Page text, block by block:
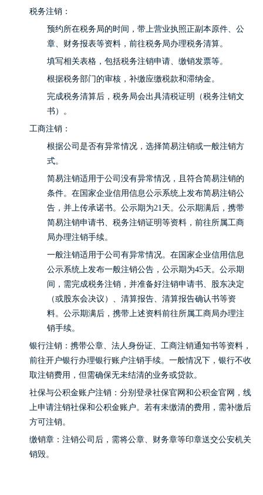
税务注销：
预约所在税务局的时间，带上营业执照正副本原件、公
章、财务报表等资料，前往税务局办理税务清算。
填写相关表格，包括税务注销申请、缴销发票等。
根据税务部门的审核，补缴应缴税款和滞纳金。
完成税务清算后，税务局会出具清税证明（税务注销文
书）。
工商注销：
根据公司是否有异常情况，选择简易注销或一般注销方
式。
简易注销适用于公司没有异常情况，且符合简易注销的
条件。在国家企业信用信息公示系统上发布简易注销公
告，并上传承诺书。公示期为21天。公示期满后，携带
简易注销申请书、税务注销证明等资料，前往所属工商
局办理注销手续。
一般注销适用于公司有异常情况。在国家企业信用信息
公示系统上发布一般注销公告，公示期为45天。公示期
间，需完成税务注销，并准备好注销申请书、股东决定
（或股东会决议）、清算报告、清算报告确认书等资
料。公示期满后，携带上述资料前往所属工商局办理注
销手续。
银行注销：携带公章、法人身份证、工商注销通知书等资料，
前往开户银行办理银行账户注销手续。一般情况下，银行不收
取注销费用，但需确保无未结清的业务或贷款。
社保与公积金账户注销：分别登录社保官网和公积金官网，线
上申请注销社保和公积金账户。若有未缴清的费用，需补缴后
方可注销。
缴销章：注销公司后，需将公章、财务章等印章送交公安机关
销毁。